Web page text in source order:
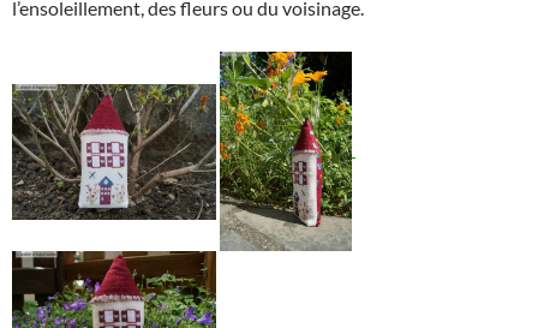
l’ensoleillement, des fleurs ou du voisinage.